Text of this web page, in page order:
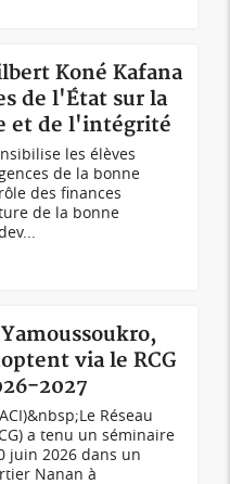
Koné Kafana
de l'État sur la
et de l'intégrité
les élèves
de la bonne
des finances
de la bonne
via le RCG
2027
Réseau
a tenu un séminaire
juin 2026 dans un
Nanan à